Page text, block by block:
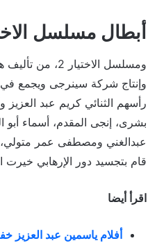
أبطال مسلسل
ومسلسل
وإنتاج شركة سينرجى ويجمع
رأسهم الثنائي كريم عبد العزيز
بشرى، إنجى المقدم، أسماء أبو
عبدالغني ومصطفى عمر
قام بتجسيد دور الإرهابي خيرت
اقرأ أيضا
أفلام ياسمين عبد